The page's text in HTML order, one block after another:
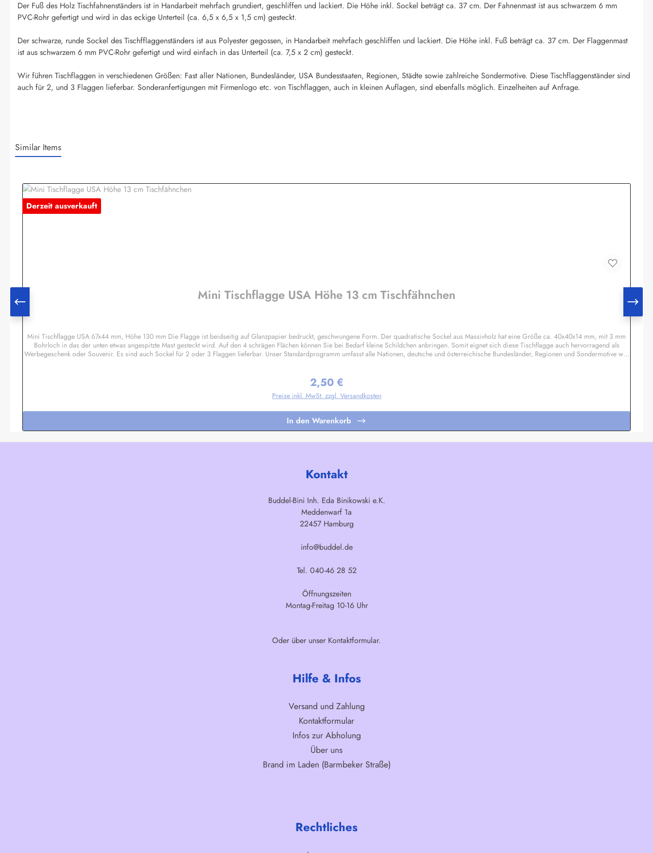
Der Fuß des Holz Tischfahnenständers ist in Handarbeit mehrfach grundiert, geschliffen und lackiert. Die Höhe inkl. Sockel beträgt ca. 37 cm. Der Fahnenmast ist aus schwarzem 6 mm
PVC-Rohr gefertigt und wird in das eckige Unterteil (ca. 6,5 x 6,5 x 1,5 cm) gesteckt.
Der schwarze, runde Sockel des Tischfflaggenständers ist aus Polyester gegossen, in Handarbeit mehrfach geschliffen und lackiert. Die Höhe inkl. Fuß beträgt ca. 37 cm. Der Flaggenmast
ist aus schwarzem 6 mm PVC-Rohr gefertigt und wird einfach in das Unterteil (ca. 7,5 x 2 cm) gesteckt.
Wir führen Tischflaggen in verschiedenen Größen: Fast aller Nationen, Bundesländer, USA Bundesstaaten, Regionen, Städte sowie zahlreiche Sondermotive. Diese Tischflaggenständer sind
auch für 2, und 3 Flaggen lieferbar. Sonderanfertigungen mit Firmenlogo etc. von Tischflaggen, auch in kleinen Auflagen, sind ebenfalls möglich. Einzelheiten auf Anfrage.
Similar Items
Derzeit ausverkauft
Mini Tischflagge USA Höhe 13 cm Tischfähnchen
Mini Tischflagge USA 67x44 mm, Höhe 130 mm Die Flagge ist beidseitig auf Glanzpapier bedruckt, geschwungene Form. Der quadratische Sockel aus Massivholz hat eine Größe ca. 40x40x14 mm, mit 3 mm
Bohrloch in das der unten etwas angespitzte Mast gesteckt wird. Auf den 4 schrägen Flächen können Sie bei Bedarf kleine Schildchen anbringen. Somit eignet sich diese Tischflagge auch hervorragend als
Werbegeschenk oder Souvenir. Es sind auch Sockel für 2 oder 3 Flaggen lieferbar. Unser Standardprogramm umfasst alle Nationen, deutsche und österreichische Bundesländer, Regionen und Sondermotive wie
Regulärer Preis:
2,50 €
Preise inkl. MwSt. zzgl. Versandkosten
In den Warenkorb
Kontakt
Buddel-Bini Inh. Eda Binikowski e.K.
Meddenwarf 1a
22457 Hamburg
info@buddel.de
Tel. 040-46 28 52
Öffnungszeiten
Montag-Freitag 10-16 Uhr
Oder über unser Kontaktformular.
Hilfe & Infos
Versand und Zahlung
Kontaktformular
Infos zur Abholung
Über uns
Brand im Laden (Barmbeker Straße)
Rechtliches